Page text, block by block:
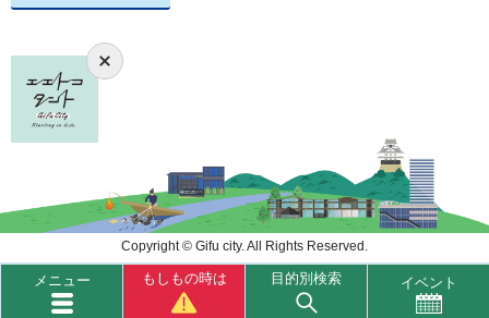
メニュー もしもの時は 目的別検索 イベント
Copyright © Gifu city. All Rights Reserved.